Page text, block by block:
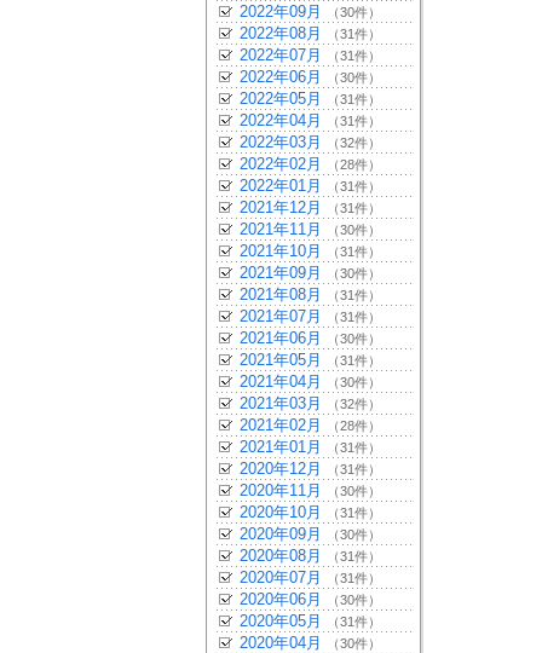
2022年09月 （30件）
2022年08月 （31件）
2022年07月 （31件）
2022年06月 （30件）
2022年05月 （31件）
2022年04月 （31件）
2022年03月 （32件）
2022年02月 （28件）
2022年01月 （31件）
2021年12月 （31件）
2021年11月 （30件）
2021年10月 （31件）
2021年09月 （30件）
2021年08月 （31件）
2021年07月 （31件）
2021年06月 （30件）
2021年05月 （31件）
2021年04月 （30件）
2021年03月 （32件）
2021年02月 （28件）
2021年01月 （31件）
2020年12月 （31件）
2020年11月 （30件）
2020年10月 （31件）
2020年09月 （30件）
2020年08月 （31件）
2020年07月 （31件）
2020年06月 （30件）
2020年05月 （31件）
2020年04月 （30件）